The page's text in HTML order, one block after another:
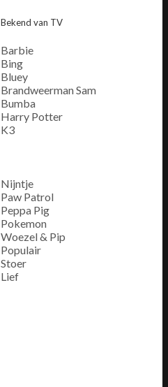
Bekend van TV
Barbie
Bing
Bluey
Brandweerman Sam
Bumba
Harry Potter
K3
Nijntje
Paw Patrol
Peppa Pig
Pokemon
Woezel & Pip
Populair
Stoer
Lief